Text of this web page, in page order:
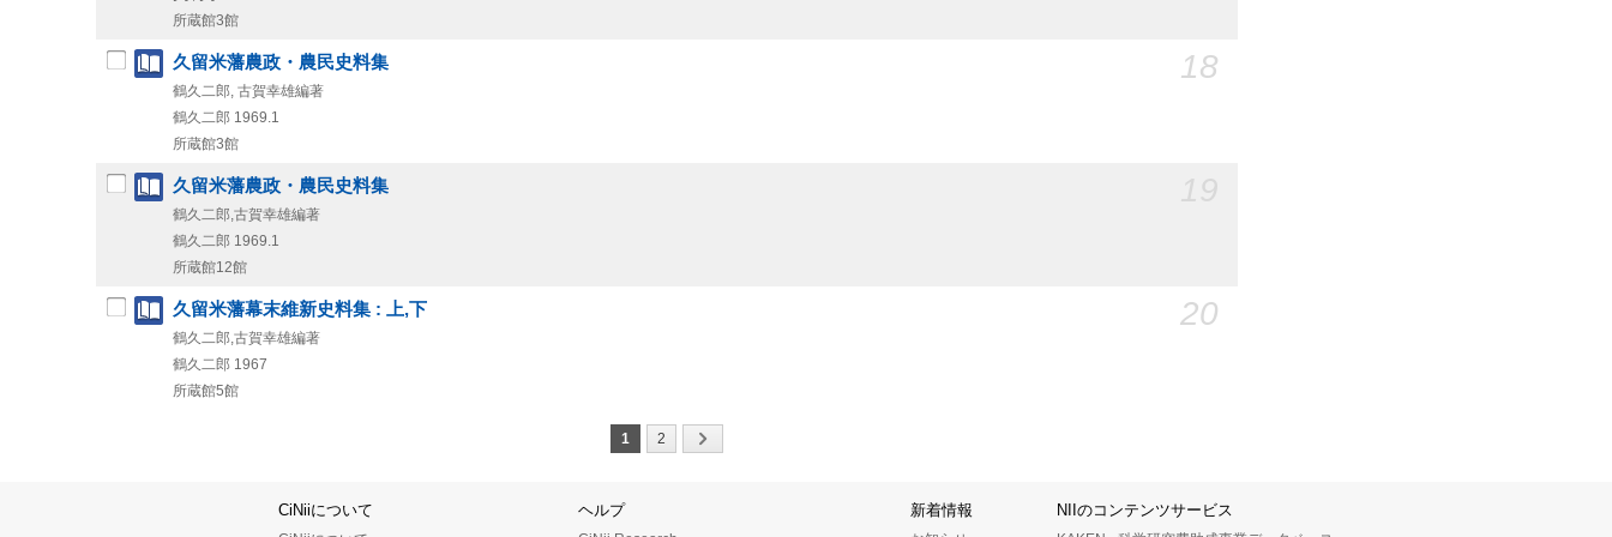
所蔵館3館
18
久留米藩農政・農民史料集
鶴久二郎, 古賀幸雄編著
鶴久二郎 1969.1
所蔵館3館
久留米藩農政・農民史料集
鶴久二郎,古賀幸雄編著
鶴久二郎 1969.1
所蔵館12館
20
久留米藩幕末維新史料集 : 上,下
鶴久二郎,古賀幸雄編著
鶴久二郎 1967
所蔵館5館
1 2
CiNiiについて ヘルプ 新着情報 NIIのコンテンツサービス